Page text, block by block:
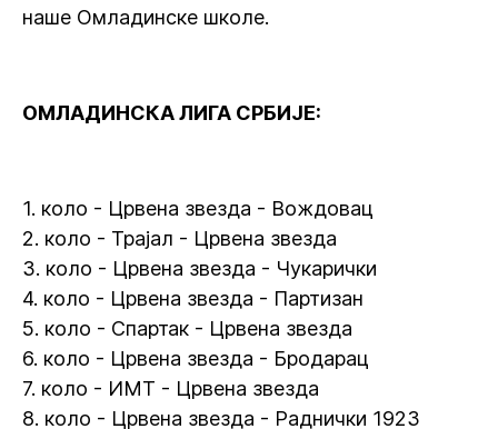
наше Омладинске школе.
ОМЛАДИНСКА ЛИГА СРБИЈЕ:
1. коло - Црвена звезда - Вождовац
2. коло - Трајал - Црвена звезда
3. коло - Црвена звезда - Чукарички
4. коло - Црвена звезда - Партизан
5. коло - Спартак - Црвена звезда
6. коло - Црвена звезда - Бродарац
7. коло - ИМТ - Црвена звезда
8. коло - Црвена звезда - Раднички 1923